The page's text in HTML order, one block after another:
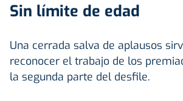
Sin límite de edad
Una cerrada salva de aplausos
reconocer el trabajo de los
la segunda parte del desfile.